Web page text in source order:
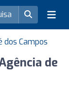
dos Campos
de